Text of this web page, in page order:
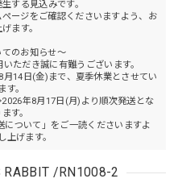
する見込みです。
ージをご確認くださいますよう、お
ます。
のお知らせ～
ただき誠に有難うございます。
14日(金)まで、夏季休業とさせてい
す。
年8月17日(月)より順次発送とな
す。
ついて」をご一読くださいますよ
上げます。
/RN1008-2